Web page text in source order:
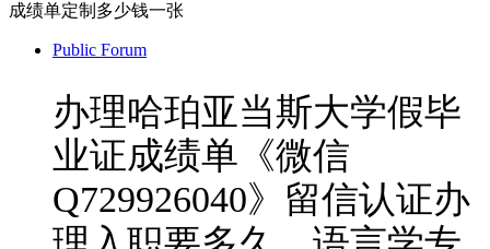
成绩单定制多少钱一张
Public Forum
办理哈珀亚当斯大学假毕
业证成绩单《微信
Q729926040》留信认证办